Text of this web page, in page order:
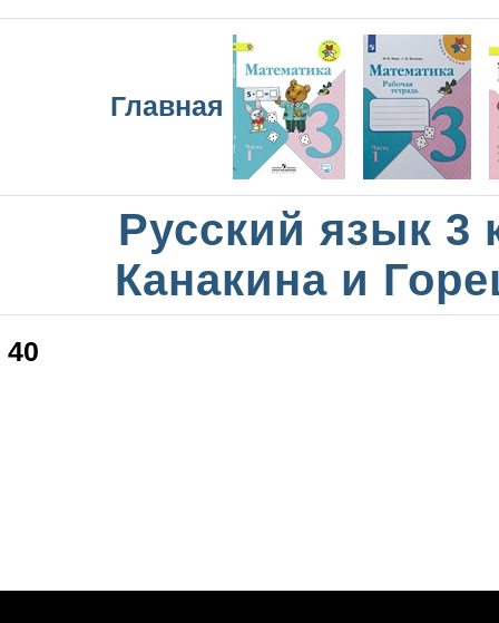
Главная
Русский язык 3
Канакина и
40